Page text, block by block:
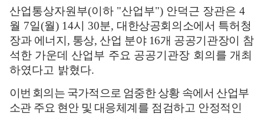
산업통상자원부(이하 "산업부") 안덕근 장관은 4
월 7일(월) 14시 30분, 대한상공회의소에서 특허청
장과 에너지 , 통상, 산업 분야 16개 공공기관장이
참
석한 가운데 산업부 주요 공공기관장 회의를 개최
하였다고 밝혔다.
이번 회의는 국가적으로 엄중한 상황 속에서 산업부
소관 주요 현안 및 대응체계를 점검하고 안정적인